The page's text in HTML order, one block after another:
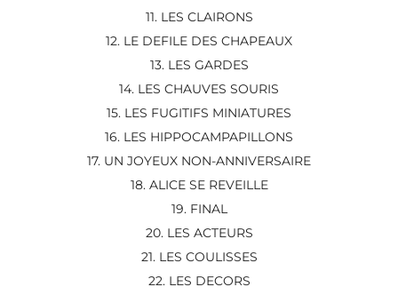
11. LES CLAIRONS
12. LE DEFILE DES CHAPEAUX
13. LES GARDES
14. LES CHAUVES SOURIS
15. LES FUGITIFS MINIATURES
16. LES HIPPOCAMPAPILLONS
17. UN JOYEUX NON-ANNIVERSAIRE
18. ALICE SE REVEILLE
19. FINAL
20. LES ACTEURS
21. LES COULISSES
22. LES DECORS